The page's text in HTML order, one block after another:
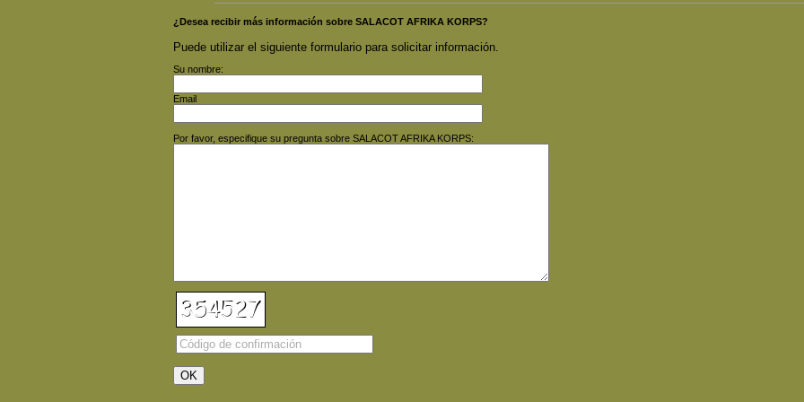
¿Desea recibir más información sobre SALACOT AFRIKA KORPS?
Puede utilizar el siguiente formulario para solicitar información.
Su nombre:
Email
Por favor, especifique su pregunta sobre SALACOT AFRIKA KORPS: